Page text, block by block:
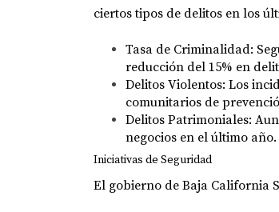
ciertos tipos de delitos en los
Tasa de Criminalidad:
reducción del 15% en
Delitos Violentos: Los
comunitarios de
Delitos Patrimoniales:
negocios en el último año.
Iniciativas de Seguridad
El gobierno de Baja California